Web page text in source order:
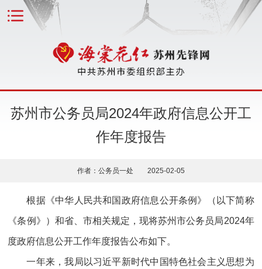
苏州市公务员局2024年政府信息公开工
作年度报告
作者：公务员一处 2025-02-05
根据《中华人民共和国政府信息公开条例》（以下简称
《条例》）和省、市相关规定，现将苏州市公务员局2024年
度政府信息公开工作年度报告公布如下。
一年来，我局以习近平新时代中国特色社会主义思想为